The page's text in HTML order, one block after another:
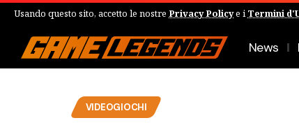
Usando questo sito, accetto le nostre Privacy Policye i Termini
News
VIDEOGIOCHI